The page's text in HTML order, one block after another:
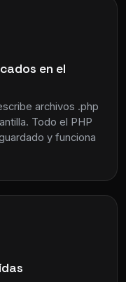
en el
archivos .php
Todo el PHP
y funciona